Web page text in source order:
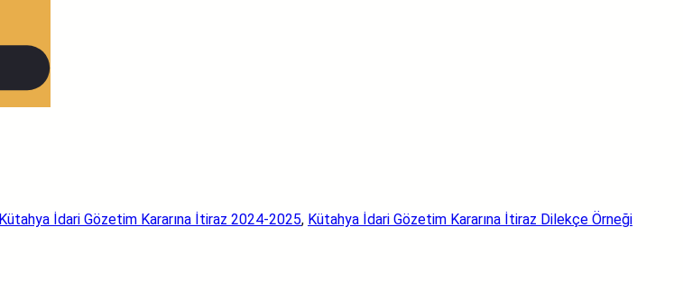
Kütahya İdari Gözetim Kararına İtiraz 2024-2025, Kütahya İdari Gözetim Kararına İtiraz Dilekçe Örneği